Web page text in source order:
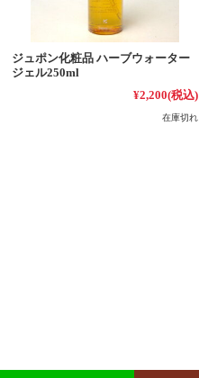
ジュポン化粧品 ハーブウォーター
ジェル250ml
¥2,200(税込)
在庫切れ